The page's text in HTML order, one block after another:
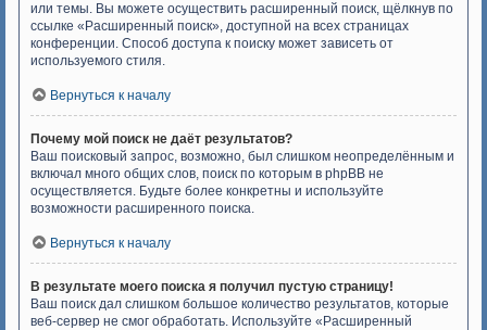
или темы. Вы можете осуществить расширенный поиск, щёлкнув по
ссылке «Расширенный поиск», доступной на всех страницах
конференции. Способ доступа к поиску может зависеть от
используемого стиля.
Вернуться к началу
Почему мой поиск не даёт результатов?
Ваш поисковый запрос, возможно, был слишком неопределённым и
включал много общих слов, поиск по которым в phpBB не
осуществляется. Будьте более конкретны и используйте
возможности расширенного поиска.
Вернуться к началу
В результате моего поиска я получил пустую страницу!
Ваш поиск дал слишком большое количество результатов, которые
веб-сервер не смог обработать. Используйте «Расширенный